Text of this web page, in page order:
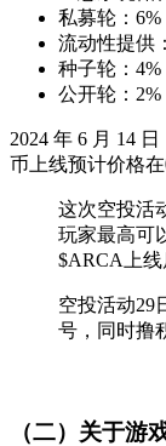
私募轮：6%
流动性提供
种子轮：4%
公开轮：2%
2024 年 6 月 14
币上线预计价格在
这次空投活
玩家最高可
$ARCA上线
空投活动29
号，同时撸
（二）关于